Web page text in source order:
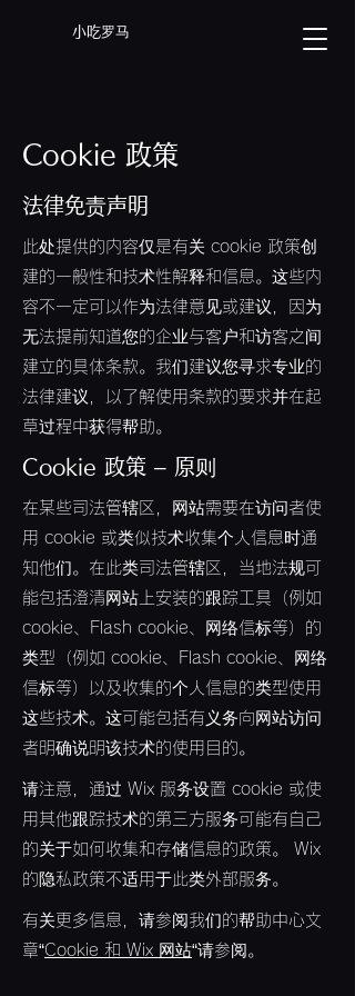
小吃罗马
Cookie 政策
法律免责声明
此处提供的内容仅是有关 cookie 政策创
建的一般性和技术性解释和信息。这些内
容不一定可以作为法律意见或建议，因为
无法提前知道您的企业与客户和访客之间
建立的具体条款。我们建议您寻求专业的
法律建议，以了解使用条款的要求并在起
草过程中获得帮助。
Cookie 政策 – 原则
在某些司法管辖区，网站需要在访问者使
用 cookie 或类似技术收集个人信息时通
知他们。在此类司法管辖区，当地法规可
能包括澄清网站上安装的跟踪工具（例如
cookie、Flash cookie、网络信标等）的
类型（例如 cookie、Flash cookie、网络
信标等）以及收集的个人信息的类型使用
这些技术。这可能包括有义务向网站访问
者明确说明该技术的使用目的。
请注意，通过 Wix 服务设置 cookie 或使
用其他跟踪技术的第三方服务可能有自己
的关于如何收集和存储信息的政策。 Wix
的隐私政策不适用于此类外部服务。
有关更多信息，请参阅我们的帮助中心文
章“Cookie 和 Wix 网站“请参阅。